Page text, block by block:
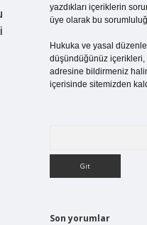
yazdıkları içeriklerin
üye olarak bu
Hukuka ve yasal
düşündüğünüz içerikleri,
adresine bildirmeniz
içerisinde sitemizden
Son yorumlar